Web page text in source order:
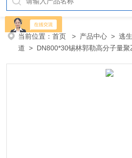
当前位置：首页 > 产品中心 >逃
道 > DN800*30锡林郭勒高分子量聚